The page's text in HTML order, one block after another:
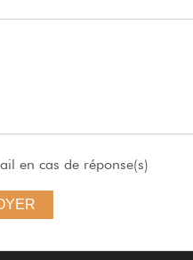
en cas de réponse(s)